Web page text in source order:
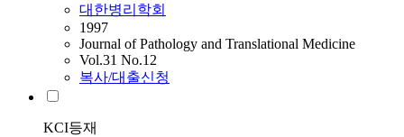
대한병리학회
1997
Journal of Pathology and Translational Medicine
Vol.31 No.12
복사/대출신청
KCI등재